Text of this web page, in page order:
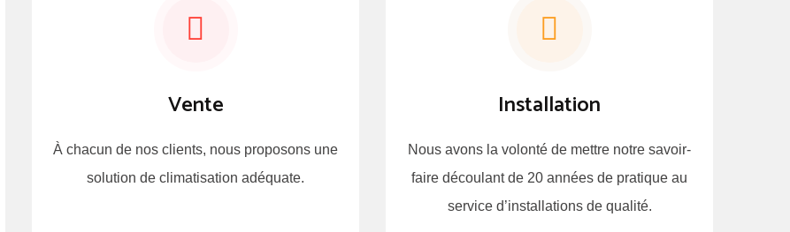
Vente
À chacun de nos clients, nous proposons une
solution de climatisation adéquate.
Installation
Nous avons la volonté de mettre notre savoir-
faire découlant de 20 années de pratique au
service d’installations de qualité.